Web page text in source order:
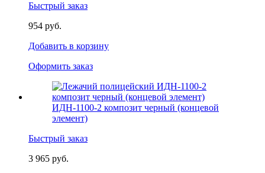
Быстрый заказ
954 руб.
Добавить в корзину
Оформить заказ
ИДН-1100-2 композит черный (концевой
элемент)
Быстрый заказ
3 965 руб.